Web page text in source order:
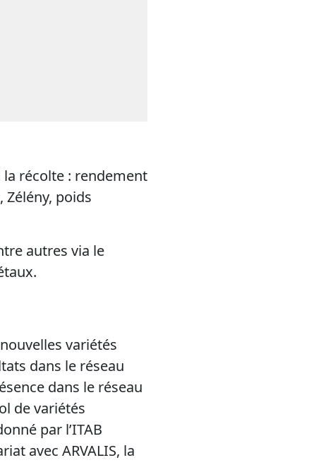
la récolte : rendement
poids
autres via le
variétés
dans le réseau
dans le réseau
de variétés
par l’ITAB
avec ARVALIS, la